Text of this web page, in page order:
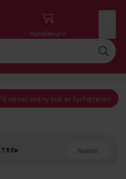
Handlekurv
varsel ved ny bok av forfatteren
Nullstill